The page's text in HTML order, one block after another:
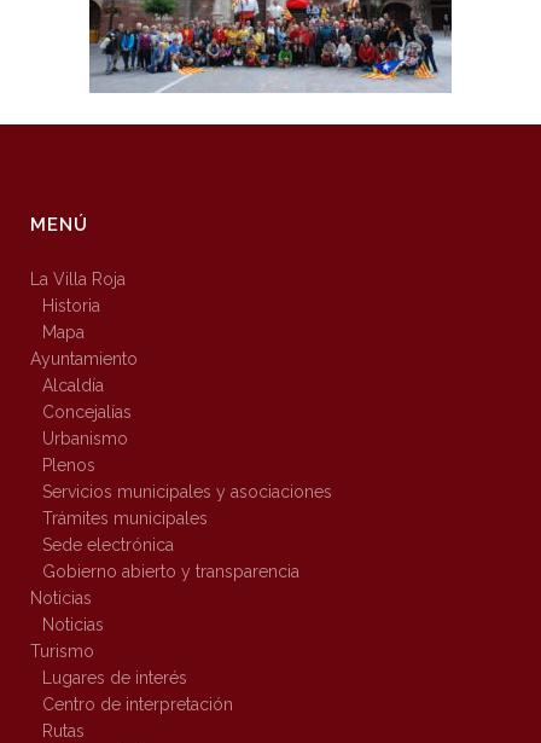
MENÚ
La Villa Roja
Historia
Mapa
Ayuntamiento
Alcaldía
Concejalías
Urbanismo
Plenos
Servicios municipales y asociaciones
Trámites municipales
Sede electrónica
Gobierno abierto y transparencia
Noticias
Noticias
Turismo
Lugares de interés
Centro de interpretación
Rutas